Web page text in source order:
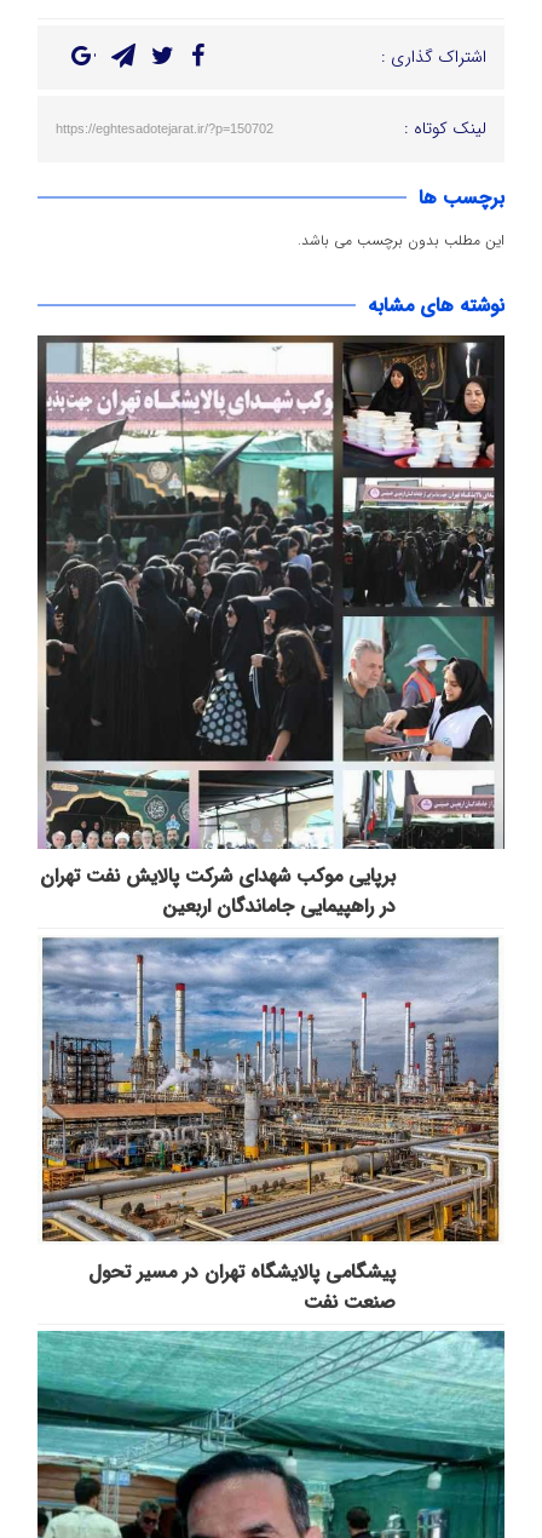
اشتراک گذاری :
لینک کوتاه : https://eghtesadotejarat.ir/?p=150702
برچسب ها
این مطلب بدون برچسب می باشد.
نوشته های مشابه
برپایی موکب شهدای شرکت پالایش نفت تهران
در راهپیمایی جاماندگان اربعین
پیشگامی پالایشگاه تهران در مسیر تحول
صنعت نفت